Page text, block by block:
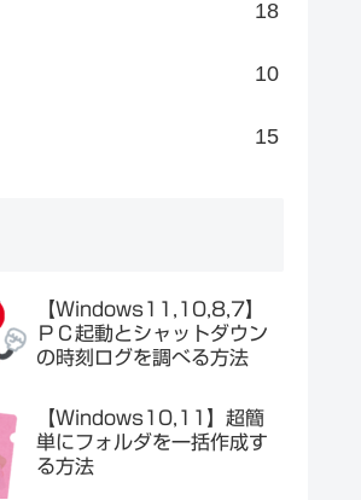
18
10
15
【Windows11,10,8,7】
ＰＣ起動とシャットダウン
の時刻ログを調べる方法
【Windows10,11】超簡
単にフォルダを一括作成す
る方法